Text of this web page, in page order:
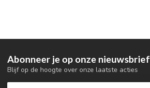
Abonneer je op onze nieuwsbrief
Blijf op de hoogte over onze laatste acties